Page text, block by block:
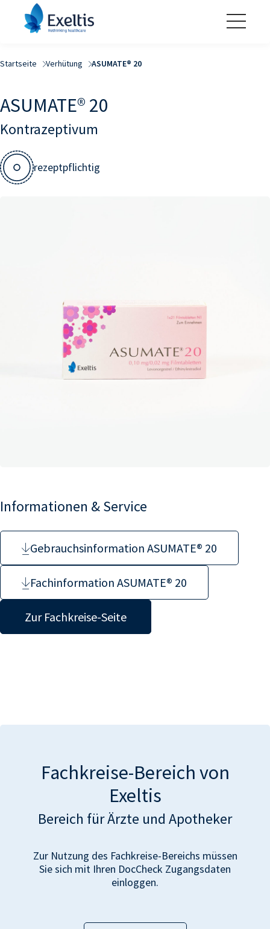
Startseite Verhütung ASUMATE® 20
ASUMATE® 20
Kontrazeptivum
rezeptpflichtig
Informationen & Service
Gebrauchsinformation ASUMATE® 20
Fachinformation ASUMATE® 20
Zur Fachkreise-Seite
Fachkreise-Bereich von
Exeltis
Bereich für Ärzte und Apotheker
Zur Nutzung des Fachkreise-Bereichs müssen
Sie sich mit Ihren DocCheck Zugangsdaten
einloggen.